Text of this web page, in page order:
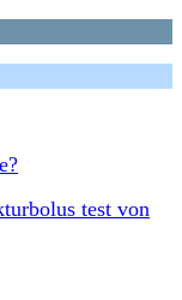
test von